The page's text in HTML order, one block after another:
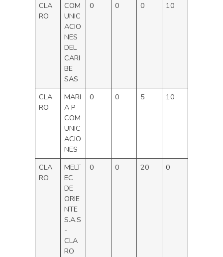
CLA
RO
COM
UNIC
ACIO
NES
DEL
CARI
BE
SAS
0 0 0 10
CLA
RO
MARI
A P
COM
UNIC
ACIO
NES
0 0 5 10
CLA
RO
MELT
EC
DE
ORIE
NTE
S.A.S
-
CLA
RO
0 0 20 0